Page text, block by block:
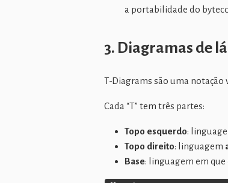
a portabilidade do
3. Diagramas de
T-Diagrams são uma
Cada “T” tem três partes:
Topo esquerdo:
Topo direito: linguagem
Base: linguagem em